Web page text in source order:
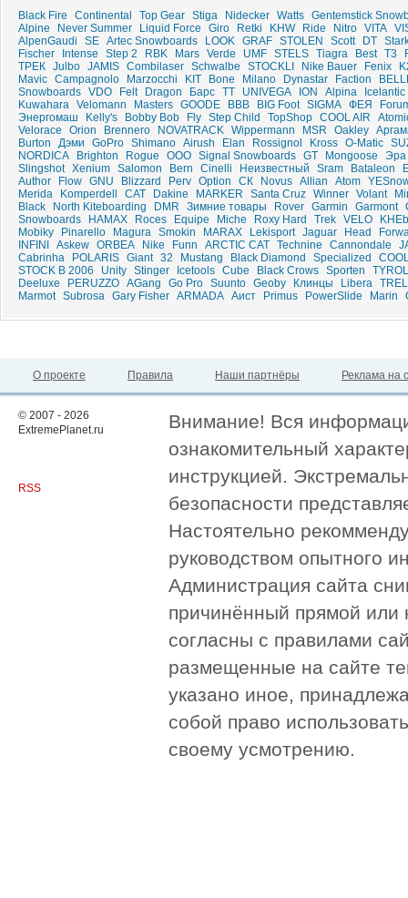
Black Fire Continental Top Gear Stiga Nidecker Watts Gentemstick
Alpine
Never Summer Liquid Force Giro Retki KHW Ride Nitro VITA
AlpenGaudi
SE Artec Snowboards LOOK GRAF STOLEN Scott DT
Fischer
Intense Step 2 RBK Mars Verde UMF STELS Tiagra Best T3
ТРЕК Julbo JAMIS Combilaser Schwalbe STOCKLI Nike Bauer Fenix
Mavic Campagnolo Marzocchi KIT Bone Milano Dynastar Faction
Snowboards VDO Felt Dragon Барс ТТ UNIVEGA ION Alpina
Icelantic
Kuwahara Velomann Masters GOODE ВВВ BIG Foot SIGMA ФЕЯ
Энергомаш
Kelly's Bobby Bob Fly Step Child TopShop COOL AIR
Velorace
Orion Brennero NOVATRACK Wippermann MSR Oakley
Burton
Дэми GoPro Shimano Airush Elan Rossignol Kross O-Matic
NORDICA
Brighton Rogue ООО Signal Snowboards GT Mongoose
Эра
Slingshot Xenium Salomon Bern Cinelli Неизвестный Sram Bataleon
Author
Flow GNU Blizzard Perv Option СК Novus Allian Atom
Merida
Komperdell CAT Dakine MARKER Santa Cruz Winner Volant
Black
North Kiteboarding DMR Зимние товары Rover Garmin Garmont
Snowboards
HAMAX Roces Equipe Miche Roxy Hard Trek VELO
Mobiky
Pinarello Magura Smokin MARAX Lekisport Jaguar Head
INFINI
Askew ORBEA Nike Funn ARCTIC CAT Technine Cannondale
Cabrinha
POLARIS Giant 32 Mustang Black Diamond Specialized
STOCK B 2006
Unity Stinger Icetools Cube Black Crows Sporten
Deeluxe
PERUZZO AGang Go Pro Suunto Geoby Клинцы Libera
Marmot Subrosa Gary Fisher ARMADA Аист Primus PowerSlide Marin
О проекте Правила Наши партнёры Реклама на
© 2007 - 2026
ExtremePlanet.ru
RSS
Внимание! Вся
ознакомительный
инструкцией.
безопасности
Настоятельно
руководством опытного
Администрация сайта
причинённый прямой или
согласны с правилами
размещенные на сайте
указано иное,
собой право
своему усмотрению.